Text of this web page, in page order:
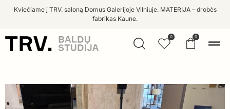
Kviečiame į TRV. saloną Domus Galerijoje Vilniuje. MATERIJA – drobės
fabrikas Kaune.
0 0